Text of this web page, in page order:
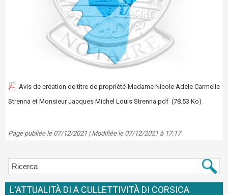
Avis de création de titre de propriété-Madame Nicole Adèle Carmelle
Strenna et Monsieur Jacques Michel Louis Strenna.pdf (78.53 Ko)
Page publiée le 07/12/2021 | Modifiée le 07/12/2021 à 17:17
L'ATTUALITÀ DI A CULLETTIVITÀ DI CORSICA